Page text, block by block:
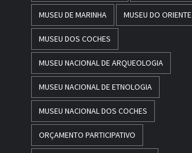
MUSEU DE MARINHA MUSEU DO ORIENTE
MUSEU DOS COCHES
MUSEU NACIONAL DE ARQUEOLOGIA
MUSEU NACIONAL DE ETNOLOGIA
MUSEU NACIONAL DOS COCHES
ORÇAMENTO PARTICIPATIVO